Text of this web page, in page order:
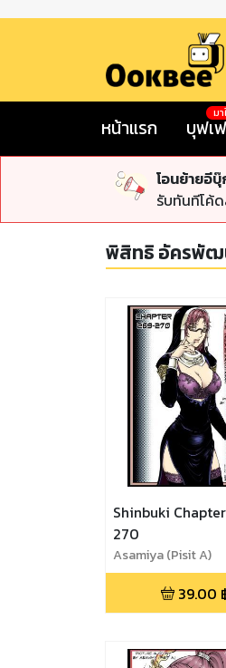
หน้าแรก บุฟเ
ม
โอนย้ายอี
รับทันทีโค้
พิสิทธิ อัครพั
Shinbuki
270
Asamiya (Pisit A)
39.00